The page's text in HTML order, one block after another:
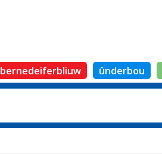
bernedeiferbliuw ûnderbou